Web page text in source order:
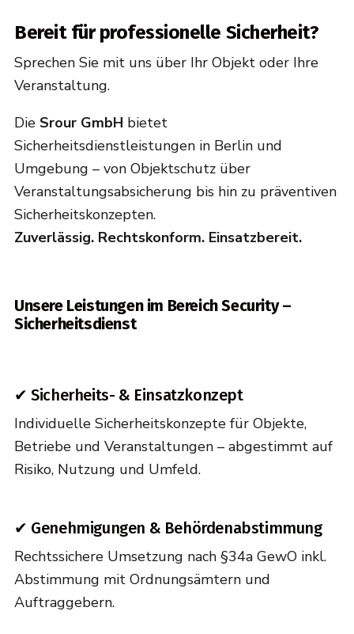
Bereit für professionelle Sicherheit?
Sprechen Sie mit uns über Ihr Objekt oder Ihre
Veranstaltung.
Die Srour GmbH bietet
Sicherheitsdienstleistungen in Berlin und
Umgebung – von Objektschutz über
Veranstaltungsabsicherung bis hin zu präventiven
Sicherheitskonzepten.
Zuverlässig. Rechtskonform. Einsatzbereit.
Unsere Leistungen im Bereich Security –
Sicherheitsdienst
✔ Sicherheits- & Einsatzkonzept
Individuelle Sicherheitskonzepte für Objekte,
Betriebe und Veranstaltungen – abgestimmt auf
Risiko, Nutzung und Umfeld.
✔ Genehmigungen & Behördenabstimmung
Rechtssichere Umsetzung nach §34a GewO inkl.
Abstimmung mit Ordnungsämtern und
Auftraggebern.